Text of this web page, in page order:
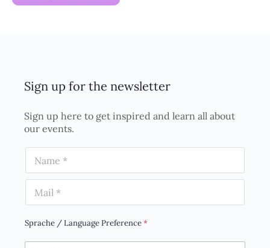
Sign up for the newsletter
Sign up here to get inspired and learn all about
our events.
a
*
m
a
i
Sprache / Language Preference*